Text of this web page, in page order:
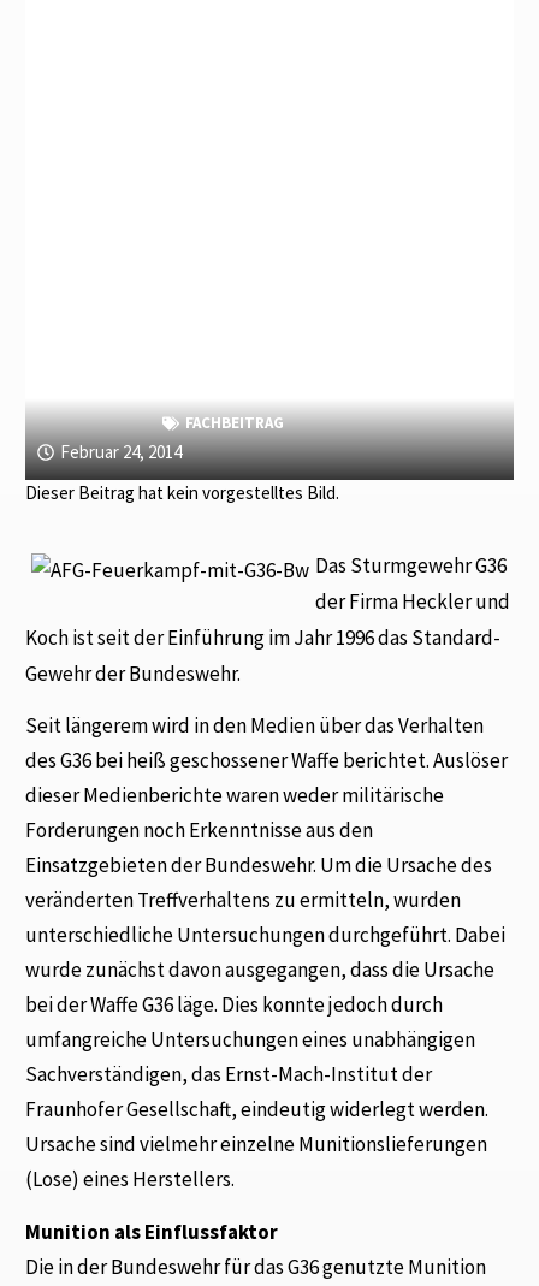
FACHBEITRAG
Februar 24, 2014
Dieser Beitrag hat kein vorgestelltes Bild.
Das Sturmgewehr G36
der Firma Heckler und
Koch ist seit der Einführung im Jahr 1996 das Standard-
Gewehr der Bundeswehr.
Seit längerem wird in den Medien über das Verhalten
des G36 bei heiß geschossener Waffe berichtet. Auslöser
dieser Medienberichte waren weder militärische
Forderungen noch Erkenntnisse aus den
Einsatzgebieten der Bundeswehr. Um die Ursache des
veränderten Treffverhaltens zu ermitteln, wurden
unterschiedliche Untersuchungen durchgeführt. Dabei
wurde zunächst davon ausgegangen, dass die Ursache
bei der Waffe G36 läge. Dies konnte jedoch durch
umfangreiche Untersuchungen eines unabhängigen
Sachverständigen, das Ernst-Mach-Institut der
Fraunhofer Gesellschaft, eindeutig widerlegt werden.
Ursache sind vielmehr einzelne Munitionslieferungen
(Lose) eines Herstellers.
Munition als Einflussfaktor
Die in der Bundeswehr für das G36 genutzte Munition